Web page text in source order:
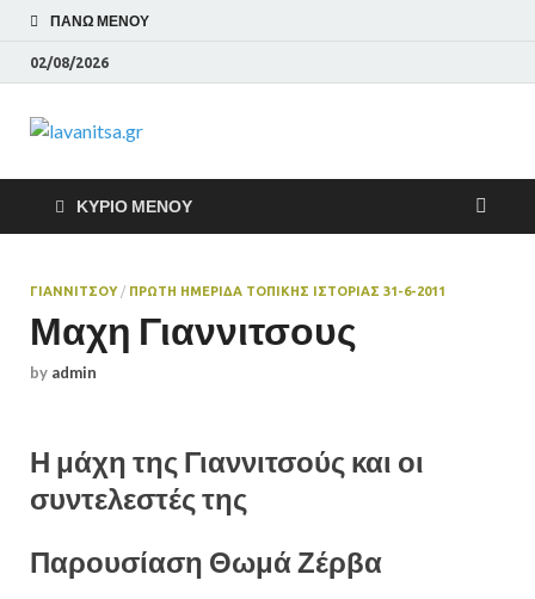
ΠΆΝΩ ΜΕΝΟΎ
02/08/2026
lavanitsa.gr
ΚΎΡΙΟ ΜΕΝΟΎ
ΓΙΑΝΝΙΤΣΟΥ/ ΠΡΩΤΗ ΗΜΕΡΙΔΑ ΤΟΠΙΚΗΣ ΙΣΤΟΡΙΑΣ 31-6-2011
Μαχη Γιαννιτσους
by admin
Η μάχη της Γιαννιτσούς και οι
συντελεστές της
Παρουσίαση Θωμά Ζέρβα